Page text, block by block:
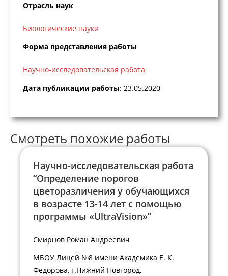
Отрасль наук
Биологические науки
Форма представления работы
Научно-исследовательская работа
Дата публикации работы: 23.05.2020
Смотреть похожие работы
Научно-исследовательская работа
“Определение порогов
цветоразличения у обучающихся
в возрасте 13-14 лет с помощью
программы «UltraVision»”
Смирнов Роман Андреевич
МБОУ Лицей №8 имени Академика Е. К.
Фёдорова, г.Нижний Новгород,